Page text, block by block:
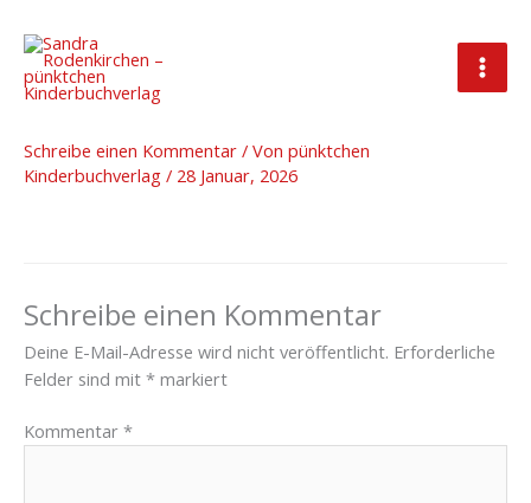
Inhalt
springen
Wortwelten Münster 2025
Schreibe einen Kommentar / Von pünktchen
Kinderbuchverlag / 28 Januar, 2026
Schreibe einen Kommentar
Deine E-Mail-Adresse wird nicht veröffentlicht. Erforderliche
Felder sind mit * markiert
Kommentar *